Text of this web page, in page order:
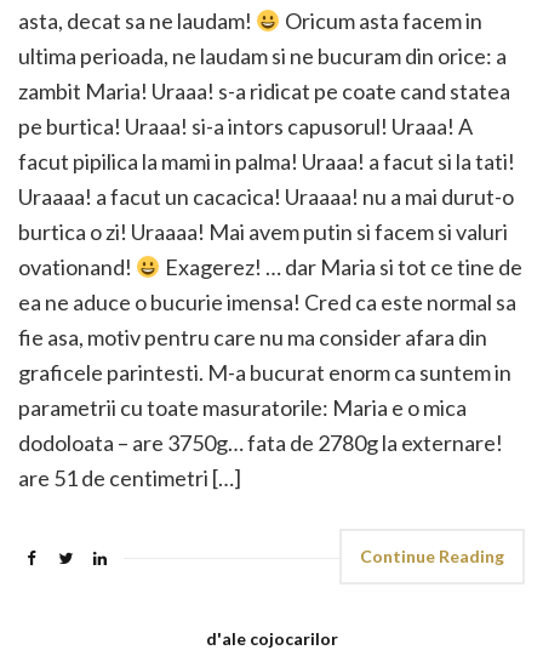
asta, decat sa ne laudam!
Oricum asta facem in
ultima perioada, ne laudam si ne bucuram din orice: a
zambit Maria! Uraaa! s-a ridicat pe coate cand statea
pe burtica! Uraaa! si-a intors capusorul! Uraaa! A
facut pipilica la mami in palma! Uraaa! a facut si la tati!
Uraaaa! a facut un cacacica! Uraaaa! nu a mai durut-o
burtica o zi! Uraaaa! Mai avem putin si facem si valuri
ovationand!
Exagerez! … dar Maria si tot ce tine de
ea ne aduce o bucurie imensa! Cred ca este normal sa
fie asa, motiv pentru care nu ma consider afara din
graficele parintesti. M-a bucurat enorm ca suntem in
parametrii cu toate masuratorile: Maria e o mica
dodoloata – are 3750g… fata de 2780g la externare!
are 51 de centimetri […]
Continue Reading
d'ale cojocarilor